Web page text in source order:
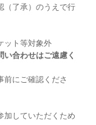
（了承）のうえで行
ット等対象外
合わせはご遠慮く
にご確認くださ
加していただくため